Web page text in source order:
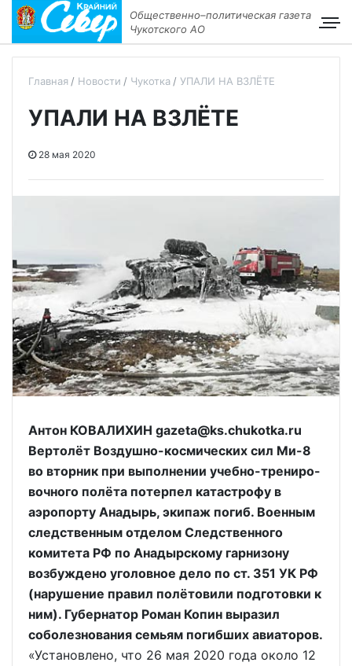
Общественно–политическая газета
Чукотского АО
Главная Новости Чукотка УПАЛИ НА ВЗЛЁТЕ
УПАЛИ НА ВЗЛЁТЕ
28 мая 2020
Антон КОВАЛИХИН gazeta@ks.chukotka.ru
Вертолёт Воздушно-космических сил Ми-8
во вторник при выполнении учебно-трениро-
вочного полёта потерпел катастрофу в
аэропорту Анадырь, экипаж погиб. Военным
следственным отделом Следственного
комитета РФ по Анадырскому гарнизону
возбуждено уголовное дело по ст. 351 УК РФ
(нарушение правил полётовили подготовки к
ним). Губернатор Роман Копин выразил
соболезнования семьям погибших авиаторов.
«Установлено, что 26 мая 2020 года около 12